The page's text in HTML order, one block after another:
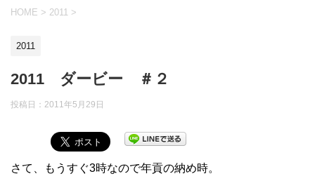
HOME > 2011 >
2011
2011 ダービー ＃２
投稿日： 2011年5月29日
さて、もうすぐ3時なので年貢の納め時。